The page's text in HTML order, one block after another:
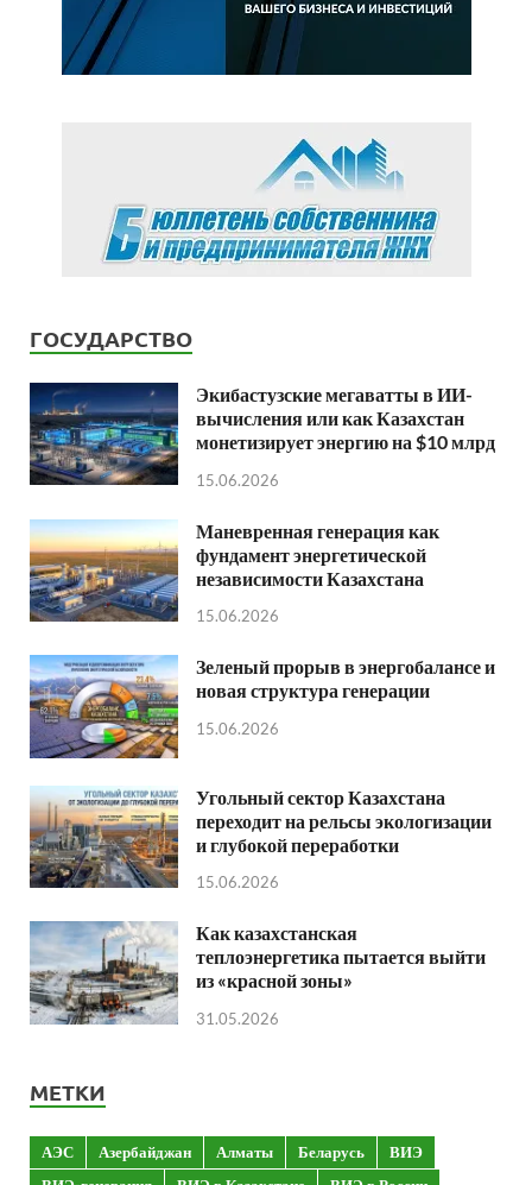
ГОСУДАРСТВО
Экибастузские мегаватты в ИИ-
вычисления или как Казахстан
монетизирует энергию на $10 млрд
15.06.2026
Маневренная генерация как
фундамент энергетической
независимости Казахстана
15.06.2026
Зеленый прорыв в энергобалансе и
новая структура генерации
15.06.2026
Угольный сектор Казахстана
переходит на рельсы экологизации
и глубокой переработки
15.06.2026
Как казахстанская
теплоэнергетика пытается выйти
из «красной зоны»
31.05.2026
МЕТКИ
АЭС Азербайджан Алматы Беларусь
ВИЭ